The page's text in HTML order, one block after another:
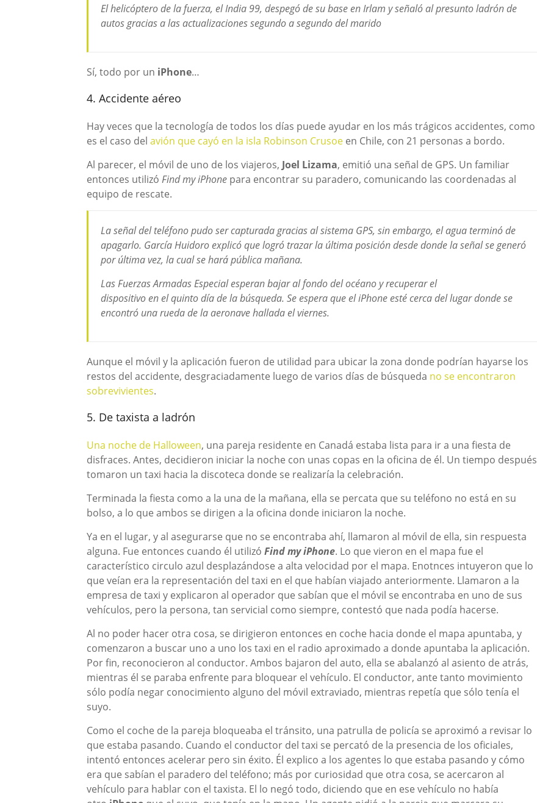
El helicóptero de la fuerza, el India 99, despegó de su base en Irlam y señaló al presunto ladrón de
autos gracias a las actualizaciones segundo a segundo del marido
Sí, todo por un iPhone…
4. Accidente aéreo
Hay veces que la tecnología de todos los días puede ayudar en los más trágicos accidentes, como
es el caso del avión que cayó en la isla Robinson Crusoe en Chile, con 21 personas a bordo.
Al parecer, el móvil de uno de los viajeros, Joel Lizama, emitió una señal de GPS. Un familiar
entonces utilizó Find my iPhone para encontrar su paradero, comunicando las coordenadas al
equipo de rescate.
La señal del teléfono pudo ser capturada gracias al sistema GPS, sin embargo, el agua terminó de
apagarlo. García Huidoro explicó que logró trazar la última posición desde donde la señal se generó
por última vez, la cual se hará pública mañana.
Las Fuerzas Armadas Especial esperan bajar al fondo del océano y recuperar el
dispositivo en el quinto día de la búsqueda. Se espera que el iPhone esté cerca del lugar donde se
encontró una rueda de la aeronave hallada el viernes.
Aunque el móvil y la aplicación fueron de utilidad para ubicar la zona donde podrían hayarse los
restos del accidente, desgraciadamente luego de varios días de búsqueda no se encontraron
sobrevivientes.
5. De taxista a ladrón
Una noche de Halloween, una pareja residente en Canadá estaba lista para ir a una fiesta de
disfraces. Antes, decidieron iniciar la noche con unas copas en la oficina de él. Un tiempo después
tomaron un taxi hacia la discoteca donde se realizaría la celebración.
Terminada la fiesta como a la una de la mañana, ella se percata que su teléfono no está en su
bolso, a lo que ambos se dirigen a la oficina donde iniciaron la noche.
Ya en el lugar, y al asegurarse que no se encontraba ahí, llamaron al móvil de ella, sin respuesta
alguna. Fue entonces cuando él utilizó Find my iPhone. Lo que vieron en el mapa fue el
característico circulo azul desplazándose a alta velocidad por el mapa. Enotnces intuyeron que lo
que veían era la representación del taxi en el que habían viajado anteriormente. Llamaron a la
empresa de taxi y explicaron al operador que sabían que el móvil se encontraba en uno de sus
vehículos, pero la persona, tan servicial como siempre, contestó que nada podía hacerse.
Al no poder hacer otra cosa, se dirigieron entonces en coche hacia donde el mapa apuntaba, y
comenzaron a buscar uno a uno los taxi en el radio aproximado a donde apuntaba la aplicación.
Por fin, reconocieron al conductor. Ambos bajaron del auto, ella se abalanzó al asiento de atrás,
mientras él se paraba enfrente para bloquear el vehículo. El conductor, ante tanto movimiento
sólo podía negar conocimiento alguno del móvil extraviado, mientras repetía que sólo tenía el
suyo.
Como el coche de la pareja bloqueaba el tránsito, una patrulla de policía se aproximó a revisar lo
que estaba pasando. Cuando el conductor del taxi se percató de la presencia de los oficiales,
intentó entonces acelerar pero sin éxito. Él explico a los agentes lo que estaba pasando y cómo
era que sabían el paradero del teléfono; más por curiosidad que otra cosa, se acercaron al
vehículo para hablar con el taxista. El lo negó todo, diciendo que en ese vehículo no había